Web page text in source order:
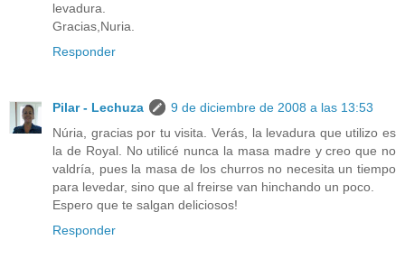
levadura.
Gracias,Nuria.
Responder
Pilar - Lechuza
9 de diciembre de 2008 a las 13:53
Núria, gracias por tu visita. Verás, la levadura que utilizo es
la de Royal. No utilicé nunca la masa madre y creo que no
valdría, pues la masa de los churros no necesita un tiempo
para levedar, sino que al freirse van hinchando un poco.
Espero que te salgan deliciosos!
Responder